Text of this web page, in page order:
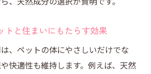
トと住まいにもたらす効果
、ペットの体にやさしいだけでな
快適性も維持します。例えば、天然